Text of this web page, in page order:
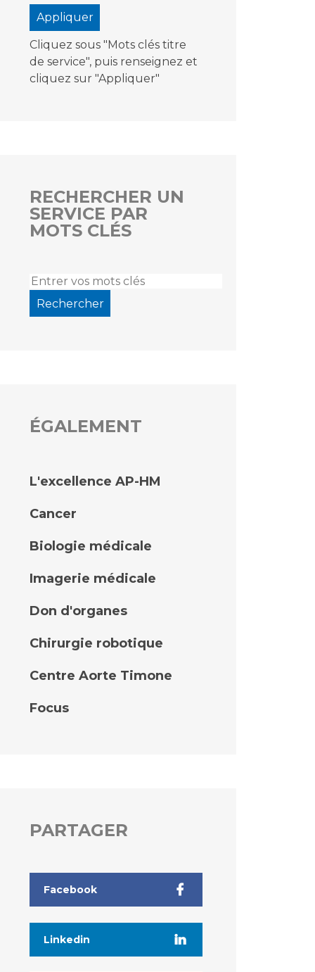
sans tabac
Cliquez sous "Mots clés titre
de service", puis renseignez et
cliquez sur "Appliquer"
RECHERCHER UN
SERVICE PAR
MOTS CLÉS
ÉGALEMENT
L'excellence AP-HM
Cancer
Biologie médicale
Imagerie médicale
Don d'organes
Chirurgie robotique
Centre Aorte Timone
Focus
PARTAGER
Facebook
Linkedin